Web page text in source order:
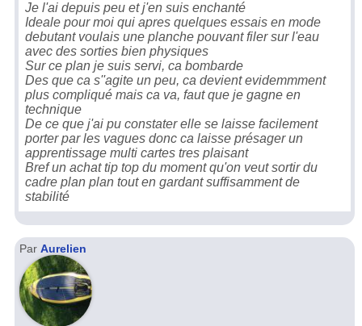
Je l'ai depuis peu et j'en suis enchanté
Ideale pour moi qui apres quelques essais en mode
debutant voulais une planche pouvant filer sur l'eau
avec des sorties bien physiques
Sur ce plan je suis servi, ca bombarde
Des que ca s''agite un peu, ca devient evidemmment
plus compliqué mais ca va, faut que je gagne en
technique
De ce que j'ai pu constater elle se laisse facilement
porter par les vagues donc ca laisse présager un
apprentissage multi cartes tres plaisant
Bref un achat tip top du moment qu'on veut sortir du
cadre plan plan tout en gardant suffisamment de
stabilité
Par Aurelien